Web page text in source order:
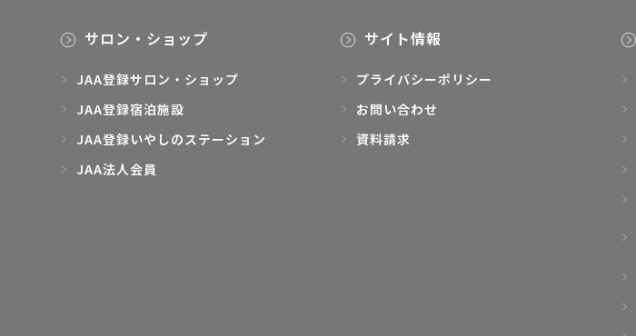
サロン・ショップ
JAA登録サロン・ショップ
JAA登録宿泊施設
JAA登録いやしのステーション
JAA法人会員
サイト情報
プライバシーポリシー
お問い合わせ
資料請求